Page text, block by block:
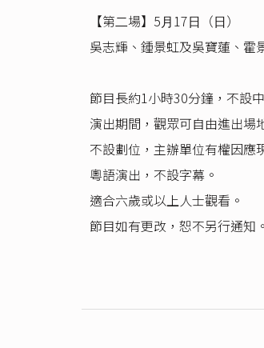
【第⼆場】5⽉17⽇（⽇）
吳志輝、鍾景虹及吳寶蓮、霍
節目長約1小時30分鐘，不設
演出期間，觀眾可自由進出場
不設劃位，主辦單位有權因應
粵語演出，不設字幕。
適合六歲或以上人士觀看。
節目如有更改，恕不另行通知